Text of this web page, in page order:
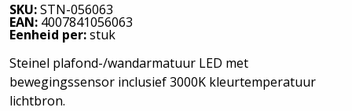
SKU:STN-056063
EAN: 4007841056063
Eenheid per:stuk
Steinel plafond-/wandarmatuur LED met
bewegingssensor inclusief 3000K kleurtemperatuur
lichtbron.